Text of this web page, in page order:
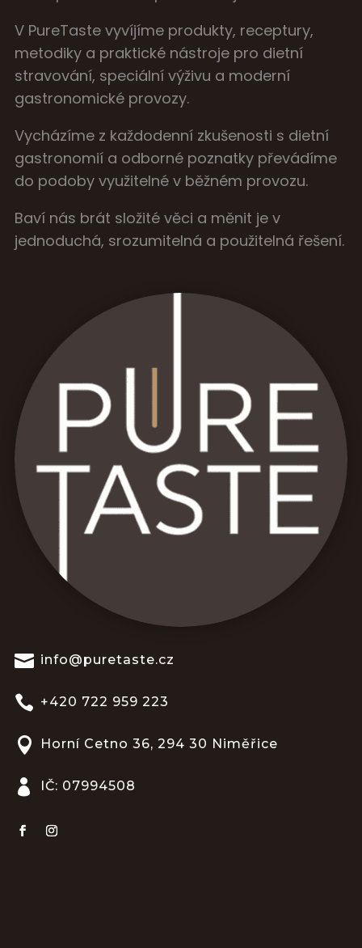
V PureTaste vyvíjíme produkty, receptury,
metodiky a praktické nástroje pro dietní
stravování, speciální výživu a moderní
gastronomické provozy.
Vycházíme z každodenní zkušenosti s dietní
gastronomií a odborné poznatky převádíme
do podoby využitelné v běžném provozu.
Baví nás brát složité věci a měnit je v
jednoduchá, srozumitelná a použitelná řešení.
 info@puretaste.cz
 +420 722 959 223
 Horní Cetno 36, 294 30 Niměřice
 IČ: 07994508